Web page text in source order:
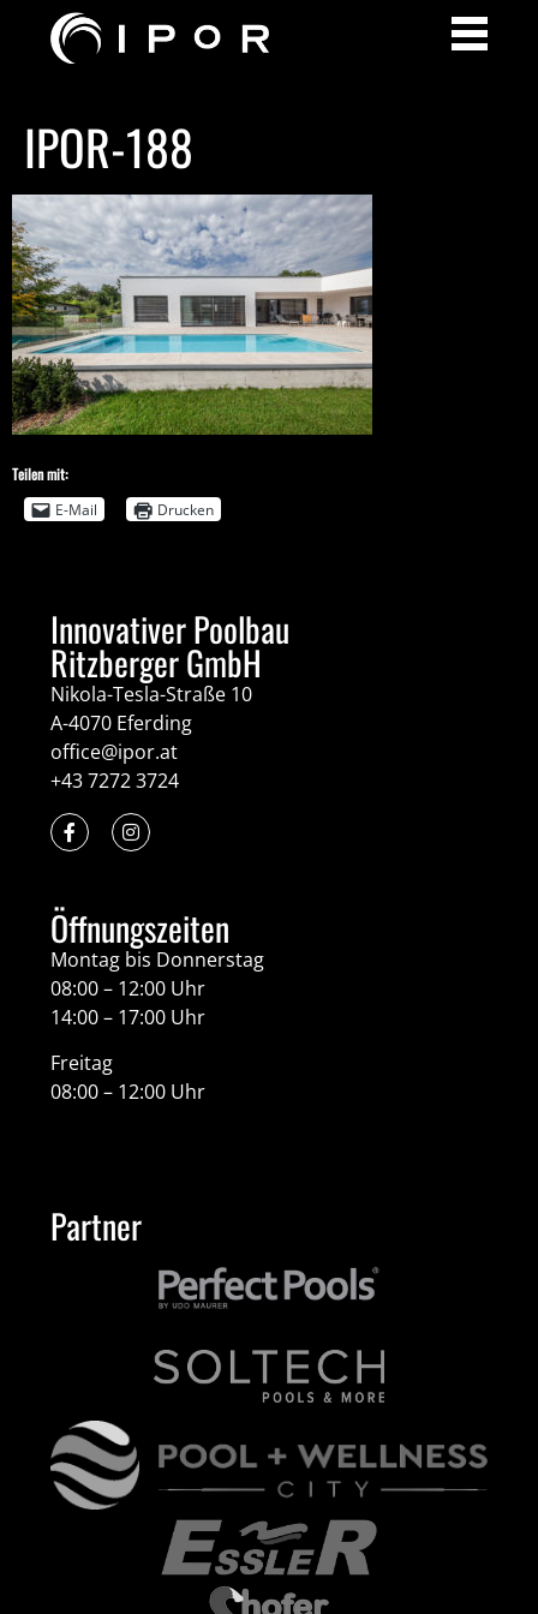
IPOR-188
Teilen mit:
E-Mail
Drucken
Innovativer Poolbau
Ritzberger GmbH
Nikola-Tesla-Straße 10
A-4070 Eferding
office@ipor.at
+43 7272 3724
Öffnungszeiten
Montag bis Donnerstag
08:00 – 12:00 Uhr
14:00 – 17:00 Uhr
Freitag
08:00 – 12:00 Uhr
Partner